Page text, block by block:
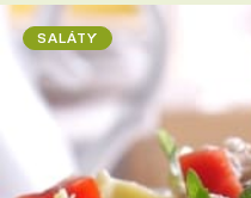
SALÁTY